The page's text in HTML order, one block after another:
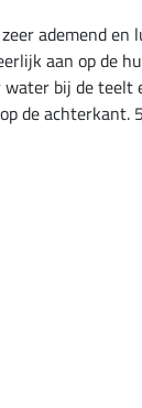
ademend en
aan op de
water bij de teelt
de achterkant.